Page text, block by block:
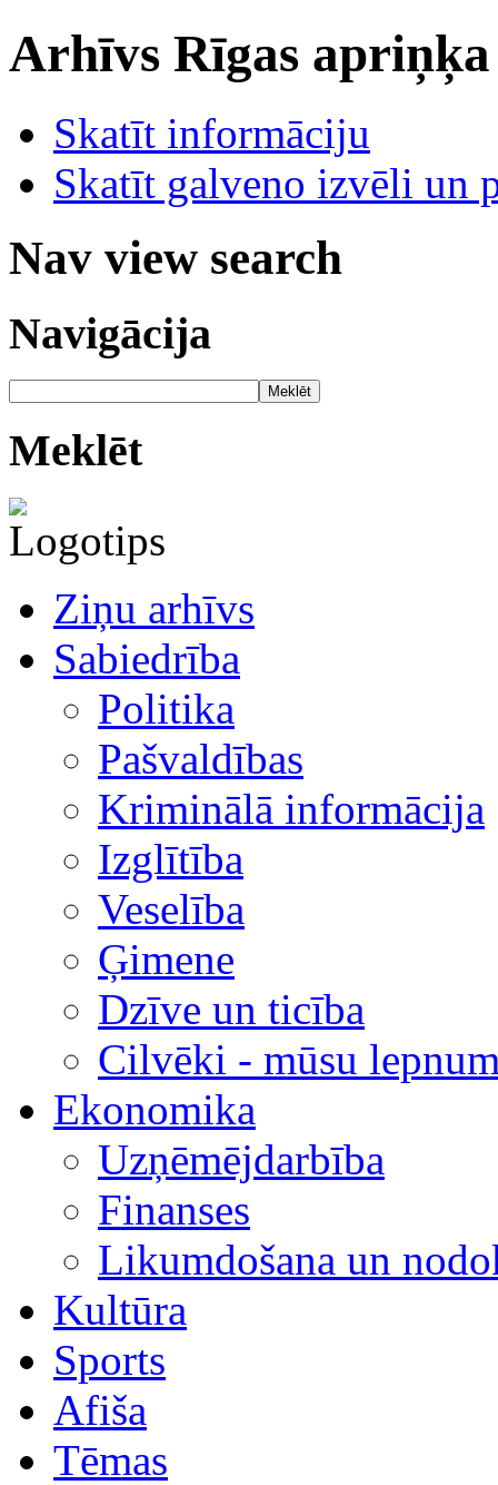
Arhīvs Rīgas
Skatīt informāciju
Skatīt galveno izvēli un
Nav view search
Navigācija
Meklēt
Meklēt
Ziņu arhīvs
Sabiedrība
Politika
Pašvaldības
Kriminālā informācija
Izglītība
Veselība
Ģimene
Dzīve un ticība
Cilvēki - mūsu
Ekonomika
Uzņēmējdarbība
Finanses
Likumdošana un
Kultūra
Sports
Afiša
Tēmas